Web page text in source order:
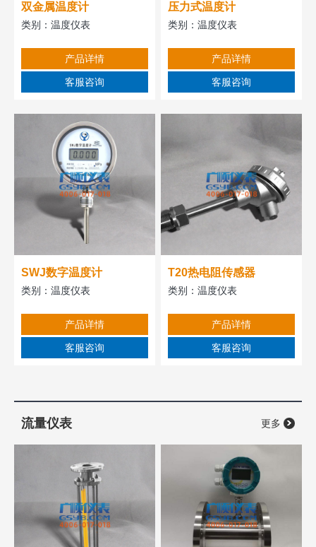
双金属温度计
类别： 温度仪表
产品详情
客服咨询
压力式温度计
类别：温度仪表
产品详情
客服咨询
SWJ数字温度计
类别： 温度仪表
产品详情
客服咨询
T20热电阻传感器
类别：温度仪表
产品详情
客服咨询
流量仪表 更多